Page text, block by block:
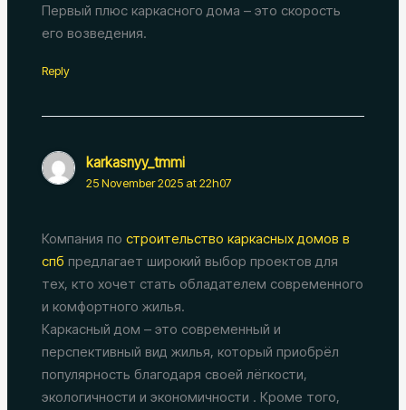
Первый плюс каркасного дома – это скорость
его возведения.
Reply
karkasnyy_tmmi
25 November 2025 at 22h07
Компания по строительство каркасных домов в
спб предлагает широкий выбор проектов для
тех, кто хочет стать обладателем современного
и комфортного жилья.
Каркасный дом – это современный и
перспективный вид жилья, который приобрёл
популярность благодаря своей лёгкости,
экологичности и экономичности . Кроме того,